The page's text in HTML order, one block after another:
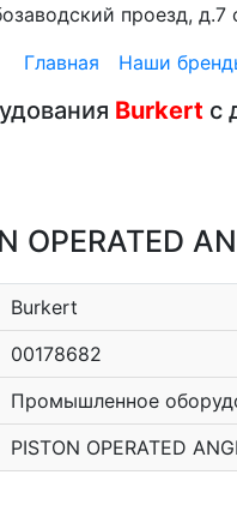
проезд, д.7
Главная
Наши
Burkert с
Burkert
00178682
Промышленное
PISTON OPERATED